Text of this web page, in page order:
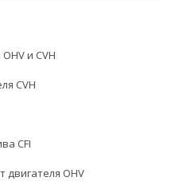
и CVH
CVH
CFI
двигателя OHV